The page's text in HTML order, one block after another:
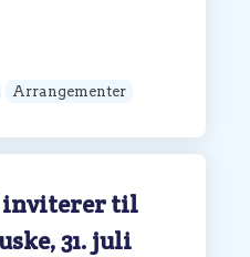
Arrangementer
inviterer til
31. juli